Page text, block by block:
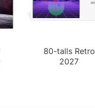
80-talls Retro
2027